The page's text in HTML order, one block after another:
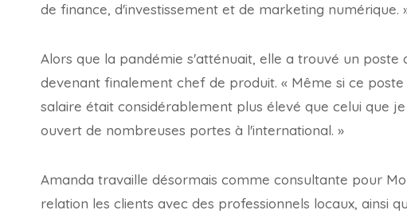
de finance, d'investissement et de marketing numérique.
Alors que la pandémie s'atténuait, elle a trouvé un poste
devenant finalement chef de produit. « Même si ce
salaire était considérablement plus élevé que celui que
ouvert de nombreuses portes à l'international. »
Amanda travaille désormais comme consultante pour
relation les clients avec des professionnels locaux, ainsi